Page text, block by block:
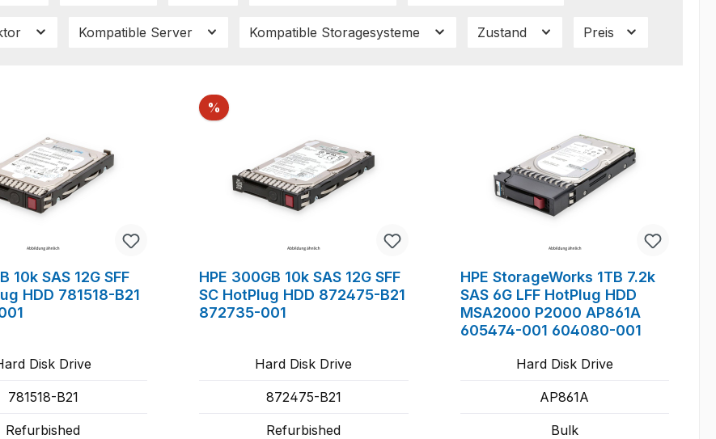
Kompatible Server Kompatible Storagesysteme Zustand Preis
10k SAS 12G SFF
HDD 781518-B21
Disk Drive
781518-B21
Refurbished
% Rabatt
HPE 300GB 10k SAS 12G SFF
SC HotPlug HDD 872475-B21
872735-001
Hard Disk Drive
872475-B21
Refurbished
HPE StorageWorks 1TB 7.2k
SAS 6G LFF HotPlug HDD
MSA2000 P2000 AP861A
605474-001 604080-001
Hard Disk Drive
AP861A
Bulk